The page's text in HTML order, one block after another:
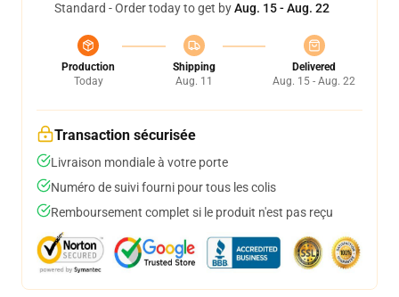
Standard - Order today to get byAug. 15 - Aug. 22
Production
Today
Shipping
Aug. 11
Delivered
Aug. 15 - Aug. 22
Transaction sécurisée
Livraison mondiale à votre porte
Numéro de suivi fourni pour tous les colis
Remboursement complet si le produit n'est pas reçu